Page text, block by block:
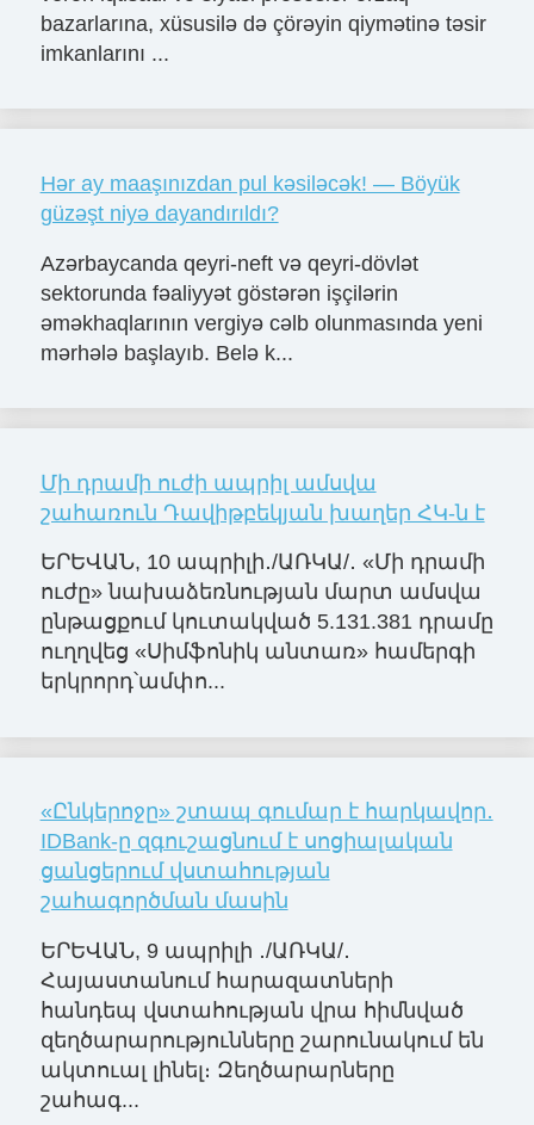
bazarlarına, xüsusilə də çörəyin qiymətinə təsir
imkanlarını ...
Hər ay maaşınızdan pul kəsiləcək! — Böyük
güzəşt niyə dayandırıldı?
Azərbaycanda qeyri-neft və qeyri-dövlət
sektorunda fəaliyyət göstərən işçilərin
əməkhaqlarının vergiyə cəlb olunmasında yeni
mərhələ başlayıb. Belə k...
Մի դրամի ուժի ապրիլ ամսվա
շահառուն Դավիթբեկյան խաղեր ՀԿ-ն է
ԵՐԵՎԱՆ, 10 ապրիլի․/ԱՌԿԱ/․ «Մի դրամի
ուժը» նախաձեռնության մարտ ամսվա
ընթացքում կուտակված 5.131.381 դրամը
ուղղվեց «Սիմֆոնիկ անտառ» համերգի
երկրորդ՝ամփո...
«Ընկերոջը» շտապ գումար է հարկավոր․
IDBank-ը զգուշացնում է սոցիալական
ցանցերում վստահության
շահագործման մասին
ԵՐԵՎԱՆ, 9 ապրիլի ․/ԱՌԿԱ/․
Հայաստանում հարազատների
հանդեպ վստահության վրա հիմնված
զեղծարարությունները շարունակում են
ակտուալ լինել։ Զեղծարարները
շահագ...